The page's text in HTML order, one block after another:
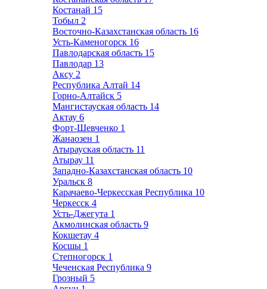
Костанай 15
Тобыл 2
Восточно-Казахстанская область 16
Усть-Каменогорск 16
Павлодарская область 15
Павлодар 13
Аксу 2
Республика Алтай 14
Горно-Алтайск 5
Мангистауская область 14
Актау 6
Форт-Шевченко 1
Жанаозен 1
Атырауская область 11
Атырау 11
Западно-Казахстанская область 10
Уральск 8
Карачаево-Черкесская Республика 10
Черкесск 4
Усть-Джегута 1
Акмолинская область 9
Кокшетау 4
Косшы 1
Степногорск 1
Чеченская Республика 9
Грозный 5